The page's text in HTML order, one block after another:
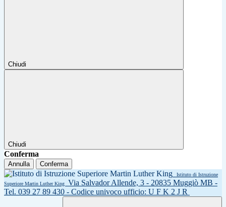
Chiudi
Chiudi
Conferma
Annulla Conferma
Istituto di Istruzione
Superiore Martin Luther King
Via Salvador Allende, 3 - 20835 Muggiò MB -
Tel. 039 27 89 430 - Codice univoco ufficio: U F K 2 J R